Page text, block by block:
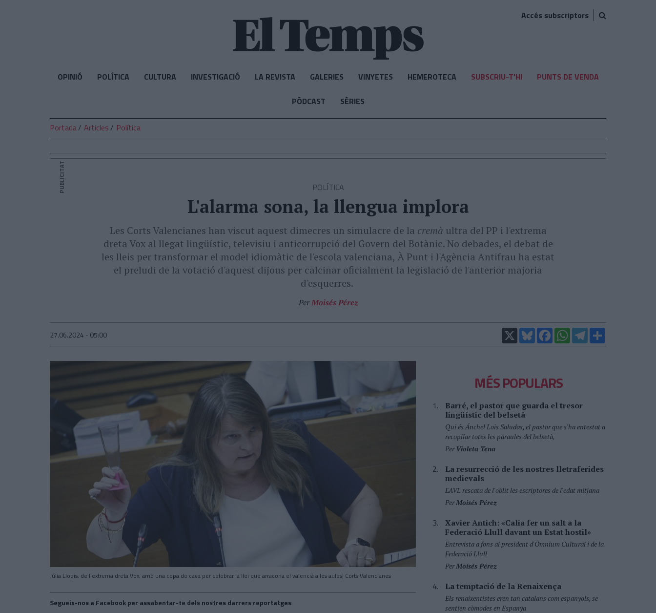
Accés subscriptors
OPINIÓ POLÍTICA CULTURA INVESTIGACIÓ LA REVISTA GALERIES VINYETES HEMEROTECA SUBSCRIU-T'HI PUNTS DE VENDA
PÒDCAST SÈRIES
Portada Articles Política
PUBLICITAT POLÍTICA
L'alarma sona, la llengua implora
Les Corts Valencianes han viscut aquest dimecres un simulacre de la cremà ultra del PP i l'extrema
dreta Vox al llegat lingüístic, televisiu i anticorrupció del Govern del Botànic. No debades, el debat de
les lleis per transformar el model idiomàtic de l'escola valenciana, À Punt i l'Agència Antifrau ha estat
el preludi de la votació d'aquest dijous per calcinar oficialment la legislació de l'anterior majoria
d'esquerres.
PerMoisés Pérez
27.06.2024 - 05:00 X BlueskyFacebookWhatsAppTelegram
Júlia Llopis, de l'extrema dreta Vox, amb una copa de cava per celebrar la llei que arracona el valencià a les aules| Corts Valencianes
Segueix-nos a Facebook per assabentar-te dels nostres darrers reportatges
MÉS POPULARS
Barré, el pastor que guarda el tresor
lingüístic del belsetà
Qui és Ánchel Lois Saludas, el pastor que s'ha entestat a
recopilar totes les paraules del belsetà,
PerVioleta Tena
La resurrecció de les nostres lletraferides
medievals
L'AVL rescata de l'oblit les escriptores de l'edat mitjana
PerMoisés Pérez
Xavier Antich: «Calia fer un salt a la
Federació Llull davant un Estat hostil»
Entrevista a fons al president d'Òmnium Cultural i de la
Federació Llull
PerMoisés Pérez
La temptació de la Renaixença
Els renaixentistes eren tan catalans com espanyols, se
sentien còmodes en Espanya